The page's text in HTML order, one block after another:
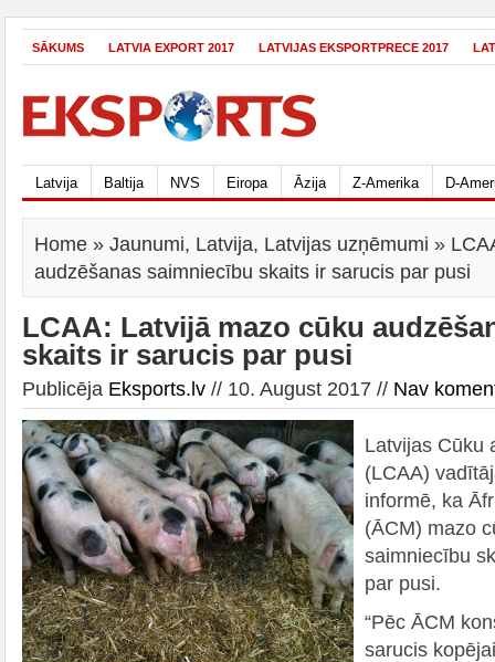
SĀKUMS LATVIA EXPORT 2017 LATVIJAS EKSPORTPRECE 2017
Latvija Baltija NVS Eiropa Āzija Z-Amerika D-
Home » Jaunumi, Latvija, Latvijas uzņēmumi »
audzēšanas saimniecību skaits ir sarucis par pusi
LCAA: Latvijā mazo cūku
skaits ir sarucis par pusi
Publicēja Eksports.lv // 10. August 2017 // Nav
Latvijas Cūku
(LCAA)
informē, ka
(ĀCM) mazo
saimniecību
par pusi.
“Pēc ĀCM
sarucis